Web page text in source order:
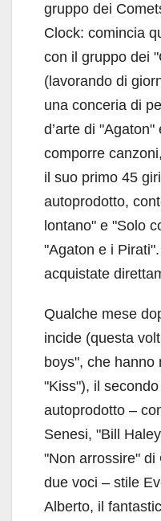
gruppo dei
Clock: comincia
con il gruppo dei
(lavorando di
una conceria di
d’arte di
comporre
il suo primo 45
autoprodotto,
lontano" e "Solo
"Agaton e i
acquistate
Qualche mese
incide (questa
boys", che hanno
"Kiss"), il
autoprodotto –
Senesi, "Bill
"Non arrossire" di
due voci – stile
Alberto, il